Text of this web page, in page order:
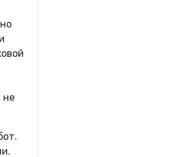
не